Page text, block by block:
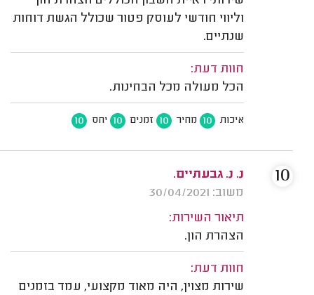
וליווי חודשי לעוסק פטור שכולל הגשת דוחות
שנתיים.
חוות דעת:
הכל מעולה מכל הבחינות.
איכות 10 מחיר 10 זמנים 10 יחס 10
נ. נ. גבעתיים.
משוב: 30/04/2021
תיאור השירות:
הצהרת הון.
חוות דעת:
שירות מצוין, היה מאוד מקצועי, עמד בזמנים
10